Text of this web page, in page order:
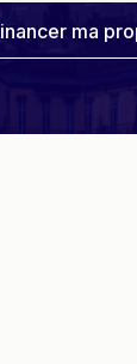
ma